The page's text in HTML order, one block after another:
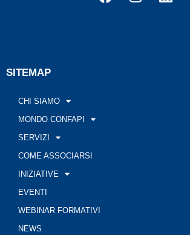
SITEMAP
CHI SIAMO
MONDO CONFAPI
SERVIZI
COME ASSOCIARSI
INIZIATIVE
EVENTI
WEBINAR FORMATIVI
NEWS